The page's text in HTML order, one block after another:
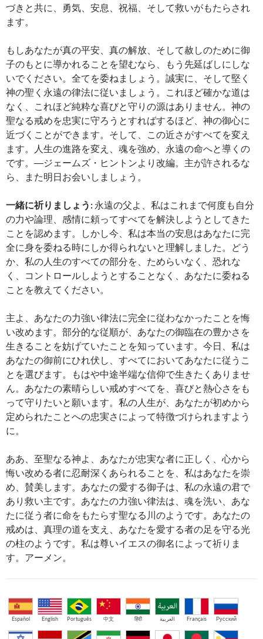
づきと共に、勇気、安息、祝福、そして救いがもたらされ
ます。
もしあなたが真の平安、真の解放、そして赦しのために御
子のもとに導かれることを望むなら、もう先延ばしにしな
いでください。全てを委ねましょう。誠実に、そして堅く
神の聖く永遠の律法に従いましょう。これほど確かな道は
なく、これほど純粋な喜びと守りの源はありません。神の
聖なる戒めを忠実に守ろうとすればするほど、神の御心に
近づくことができます。そして、この近さがすべてを変え
ます。人生の進路を変え、魂を強め、永遠の命へと導くの
です。―ジェームズ・ヒントンより改編。主が許されるな
ら、また明日お会いしましょう。
一緒に祈りましょう: 永遠の父よ、私はこれまで何度も自分
の力や論理、感情に頼ってすべてを解決しようとしてきた
ことを認めます。しかし今、私は本当の安息はあなたに完
全に身を委ねる時にしか得られないと理解しました。どう
か、私の人生のすべての部分を、ためらいなく、恐れな
く、コントロールしようとすることなく、あなたに委ねる
ことを教えてください。
主よ、あなたの力強い律法に完全に従わなかったことを悔
い改めます。部分的な従順が、あなたの御臨在の豊かさを
生きることを妨げていたことを知っています。今日、私は
あなたの御前にひれ伏し、すべてにおいてあなたに従うこ
とを選びます。もはや中途半端な信仰で生きたくありませ
ん。あなたの素晴らしい戒めすべてを、喜びと熱心さをも
って守りたいと願います。私の人生が、あなたが初めから
定められたことへの忠実さによって特徴づけられますよう
に。
ああ、至聖なる神よ、あなたが忠実な者に正しく、心から
悔い改める者に忍耐深くあられることを、私はあなたを崇
め、賛美します。あなたの愛する御子は、私の永遠の君で
あり救い主です。あなたの力強い律法は、魂を洗い、あな
たに従う者に命をもたらす聖なる川のようです。あなたの
戒めは、真理の道を支え、あなたを愛する者の足を守る光
の柱のようです。私は尊いイエスの御名によって祈りま
す。アーメン。
Español English Português 中文 हिंदी العربية Français Русский